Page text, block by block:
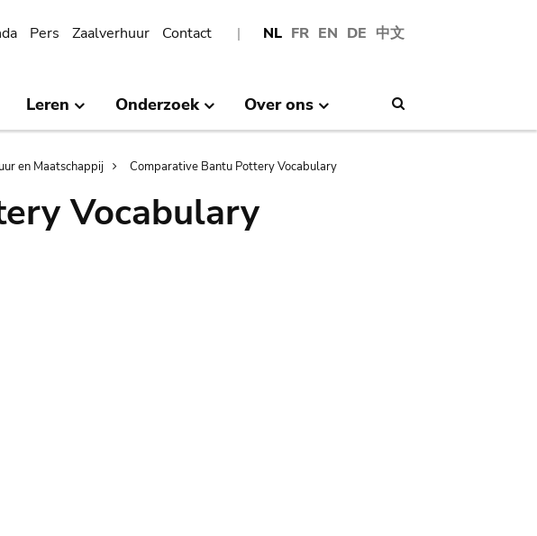
NL FR EN DE 中文
Pers Zaalverhuur Contact
Leren Onderzoek Over ons
en Maatschappij Comparative Bantu Pottery Vocabulary
Vocabulary